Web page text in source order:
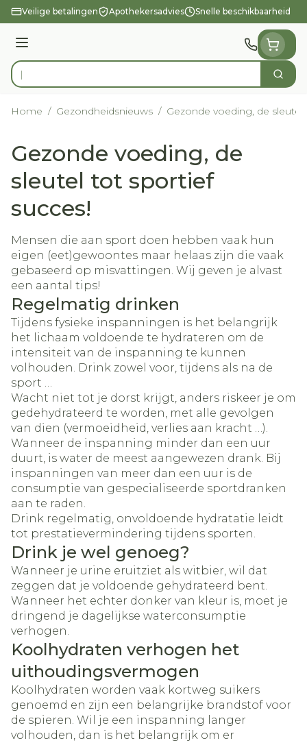
Ga naar de inhoud
Veilige betalingen Apothekersadvies Snelle beschikbaarheid
Menu
Product, merk, categorie... Zoek
Home / Gezondheidsnieuws / Gezonde voeding, de
Gezonde voeding, de
sleutel tot sportief
succes!
Mensen die aan sport doen hebben vaak hun
eigen (eet)gewoontes maar helaas zijn die vaak
gebaseerd op misvattingen. Wij geven je alvast
een aantal tips!
Regelmatig drinken
Tijdens fysieke inspanningen is het belangrijk
het lichaam voldoende te hydrateren om de
intensiteit van de inspanning te kunnen
volhouden. Drink zowel voor, tijdens als na de
sport …
Wacht niet tot je dorst krijgt, anders riskeer je om
gedehydrateerd te worden, met alle gevolgen
van dien (vermoeidheid, verlies aan kracht …).
Wanneer de inspanning minder dan een uur
duurt, is water de meest aangewezen drank. Bij
inspanningen van meer dan een uur is de
consumptie van gespecialiseerde sportdranken
aan te raden.
Drink regelmatig, onvoldoende hydratatie leidt
tot prestatievermindering tijdens sporten.
Drink je wel genoeg?
Wanneer je urine eruitziet als witbier, wil dat
zeggen dat je voldoende gehydrateerd bent.
Wanneer het echter donker van kleur is, moet je
dringend je dagelijkse waterconsumptie
verhogen.
Koolhydraten verhogen het
uithoudingsvermogen
Koolhydraten worden vaak kortweg suikers
genoemd en zijn een belangrijke brandstof voor
de spieren. Wil je een inspanning langer
volhouden, dan is het belangrijk om er